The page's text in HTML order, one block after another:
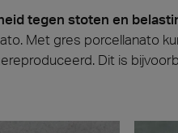
tegen stoten en
Met gres porcellanato
Dit is